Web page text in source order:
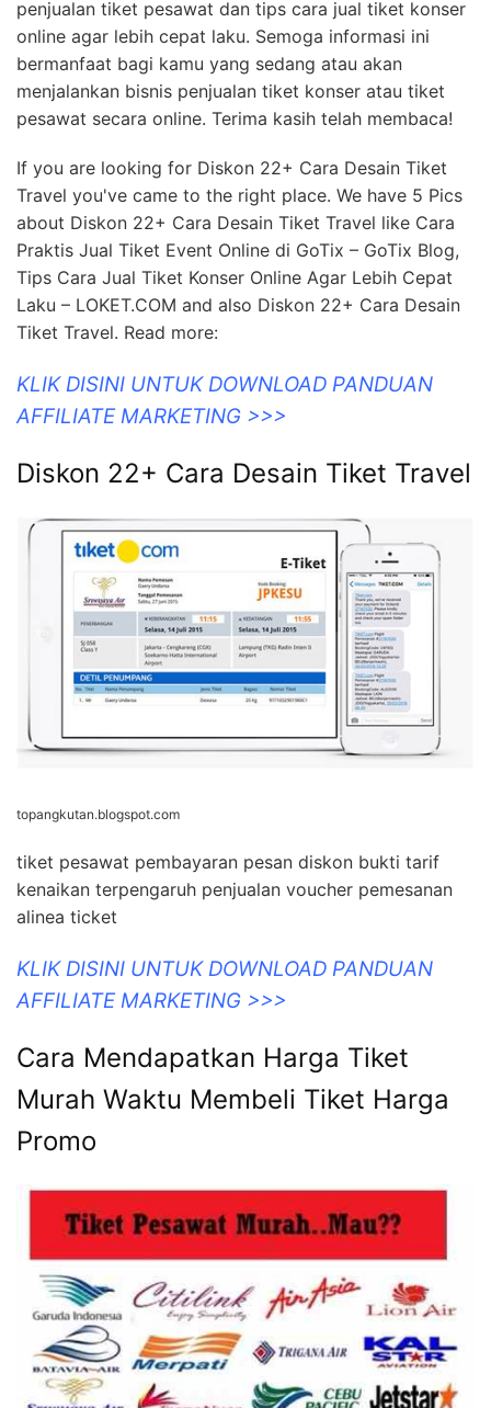
penjualan tiket pesawat dan tips cara jual tiket konser
online agar lebih cepat laku. Semoga informasi ini
bermanfaat bagi kamu yang sedang atau akan
menjalankan bisnis penjualan tiket konser atau tiket
pesawat secara online. Terima kasih telah membaca!
If you are looking for Diskon 22+ Cara Desain Tiket
Travel you've came to the right place. We have 5 Pics
about Diskon 22+ Cara Desain Tiket Travel like Cara
Praktis Jual Tiket Event Online di GoTix – GoTix Blog,
Tips Cara Jual Tiket Konser Online Agar Lebih Cepat
Laku – LOKET.COM and also Diskon 22+ Cara Desain
Tiket Travel. Read more:
KLIK DISINI UNTUK DOWNLOAD PANDUAN
AFFILIATE MARKETING >>>
Diskon 22+ Cara Desain Tiket Travel
topangkutan.blogspot.com
tiket pesawat pembayaran pesan diskon bukti tarif
kenaikan terpengaruh penjualan voucher pemesanan
alinea ticket
KLIK DISINI UNTUK DOWNLOAD PANDUAN
AFFILIATE MARKETING >>>
Cara Mendapatkan Harga Tiket
Murah Waktu Membeli Tiket Harga
Promo